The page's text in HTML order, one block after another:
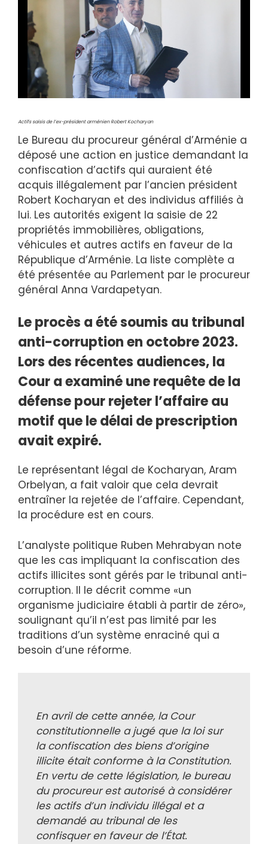
Actifs saisis de l’ex-président arménien Robert Kocharyan
Le Bureau du procureur général d’Arménie a
déposé une action en justice demandant la
confiscation d’actifs qui auraient été
acquis illégalement par l’ancien président
Robert Kocharyan et des individus affiliés à
lui. Les autorités exigent la saisie de 22
propriétés immobilières, obligations,
véhicules et autres actifs en faveur de la
République d’Arménie. La liste complète a
été présentée au Parlement par le procureur
général Anna Vardapetyan.
Le procès a été soumis au tribunal
anti-corruption en octobre 2023.
Lors des récentes audiences, la
Cour a examiné une requête de la
défense pour rejeter l’affaire au
motif que le délai de prescription
avait expiré.
Le représentant légal de Kocharyan, Aram
Orbelyan, a fait valoir que cela devrait
entraîner la rejetée de l’affaire. Cependant,
la procédure est en cours.
L’analyste politique Ruben Mehrabyan note
que les cas impliquant la confiscation des
actifs illicites sont gérés par le tribunal anti-
corruption. Il le décrit comme «un
organisme judiciaire établi à partir de zéro»,
soulignant qu’il n’est pas limité par les
traditions d’un système enraciné qui a
besoin d’une réforme.
En avril de cette année, la Cour
constitutionnelle a jugé que la loi sur
la confiscation des biens d’origine
illicite était conforme à la Constitution.
En vertu de cette législation, le bureau
du procureur est autorisé à considérer
les actifs d’un individu illégal et a
demandé au tribunal de les
confisquer en faveur de l’État.